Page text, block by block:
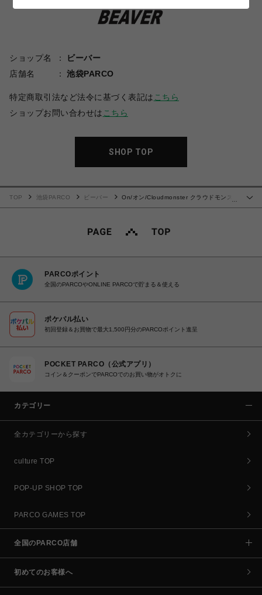
ショップ名
ビーバー
店舗名
池袋PARCO
特定商取引法など法令に基づく表記は こちら
ショップお問い合わせは こちら
SHOP TOP
TOP 池袋PARCO ビーバー
On/オン/Cloudmonster クラウドモンス
PARCOポイント
全国のPARCOやONLINE PARCOで貯まる＆使える
ポケパル払い
初回登録＆お買物で最大1,500円分のPARCOポイント進呈
POCKET PARCO（公式アプリ）
コイン＆クーポンでPARCOでのお買い物がオトクに
カテゴリー
全カテゴリーから探す
culture TOP
POP-UP SHOP TOP
PARCO GAMES TOP
全国のPARCO店舗
初めてのお客様へ